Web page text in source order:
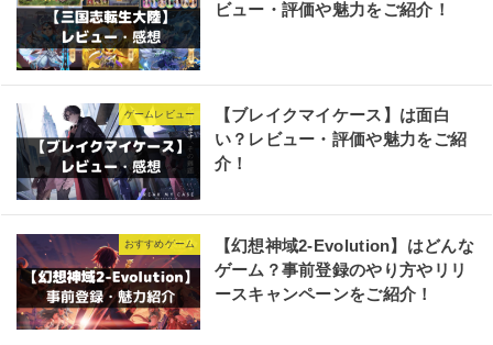
ビュー・評価や魅力をご紹介！
ゲームレビュー
【ブレイクマイケース】は面白
い？レビュー・評価や魅力をご紹
介！
おすすめゲーム
【幻想神域2-Evolution】はどんな
ゲーム？事前登録のやり方やリリ
ースキャンペーンをご紹介！